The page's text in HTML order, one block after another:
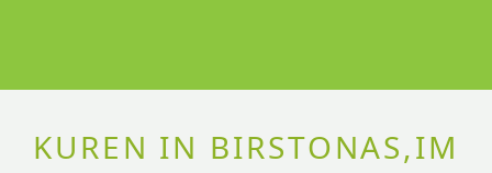
KUREN IN BIRSTONAS,IM